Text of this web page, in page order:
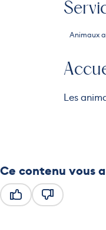
Animaux
Les
Ce contenu vous